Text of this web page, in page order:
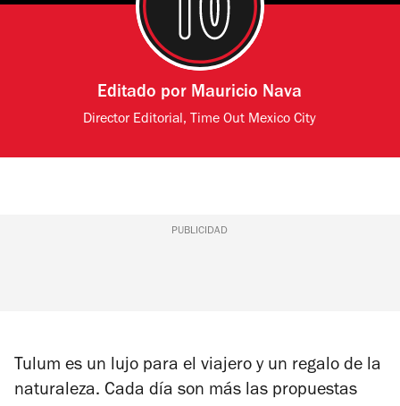
Editado por Mauricio Nava
Director Editorial, Time Out Mexico City
PUBLICIDAD
Tulum es un lujo para el viajero y un regalo de la
naturaleza. Cada día son más las propuestas